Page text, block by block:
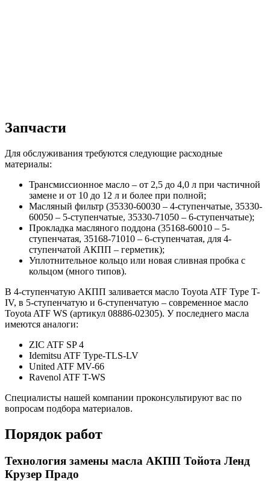
Запчасти
Для обслуживания требуются следующие расходные
материалы:
Трансмиссионное масло – от 2,5 до 4,0 л при частичной
замене и от 10 до 12 л и более при полной;
Масляный фильтр (35330-60030 – 4-ступенчатые, 35330-
60050 – 5-ступенчатые, 35330-71050 – 6-ступенчатые);
Прокладка масляного поддона (35168-60010 – 5-
ступенчатая, 35168-71010 – 6-ступенчатая, для 4-
ступенчатой АКПП – герметик);
Уплотнительное кольцо или новая сливная пробка с
кольцом (много типов).
В 4-ступенчатую АКПП заливается масло Toyota ATF Type T-
IV, в 5-ступенчатую и 6-ступенчатую – современное масло
Toyota ATF WS (артикул 08886-02305). У последнего масла
имеются аналоги:
ZIC ATF SP 4
Idemitsu ATF Type-TLS-LV
United ATF MV-66
Ravenol ATF T-WS
Специалисты нашей компании проконсультируют вас по
вопросам подбора материалов.
Порядок работ
Технология замены масла АКПП Тойота Ленд
Крузер Прадо